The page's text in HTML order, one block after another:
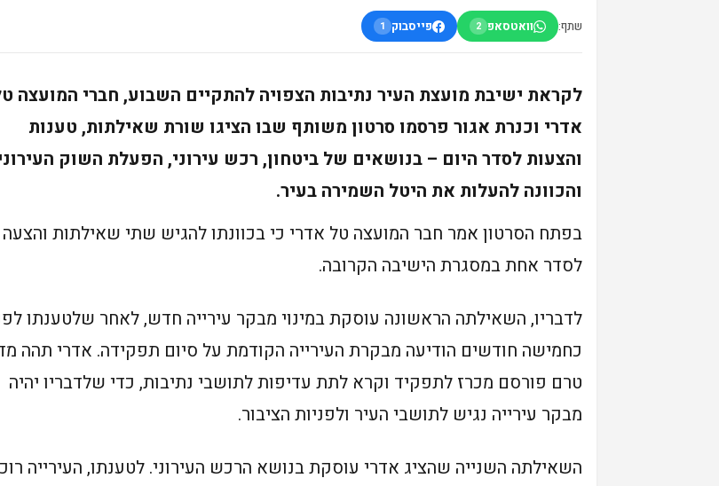
שתף: וואטסאפ 2 פייסבוק 1
לקראת ישיבת מועצת העיר נתיבות הצפויה להתקיים השבוע, חברי המועצה
אדרי וכנרת אגור פרסמו סרטון משותף שבו הציגו שורת שאילתות, טענות
והצעות לסדר היום – בנושאים של ביטחון, רכש עירוני, הפעלת השוק
והכוונה להעלות את היטל השמירה בעיר.
בפתח הסרטון אמר חבר המועצה טל אדרי כי בכוונתו להגיש שתי שאילתות והצעה
לסדר אחת במסגרת הישיבה הקרובה.
לדבריו, השאילתה הראשונה עוסקת במינוי מבקר עירייה חדש, לאחר שלטענתו
כחמישה חודשים הודיעה מבקרת העירייה הקודמת על סיום תפקידה. אדרי תהה
טרם פורסם מכרז לתפקיד וקרא לתת עדיפות לתושבי נתיבות, כדי שלדבריו יהיה
מבקר עירייה נגיש לתושבי העיר ולפניות הציבור.
השאילתה השנייה שהציג אדרי עוסקת בנושא הרכש העירוני. לטענתו, העירייה